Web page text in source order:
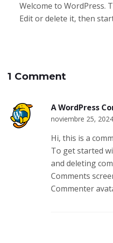
Welcome to WordPress.
Edit or delete it, then
1 Comment
A WordPress
noviembre 25,
Hi, this is a
To get started
and deleting
Comments
Commenter